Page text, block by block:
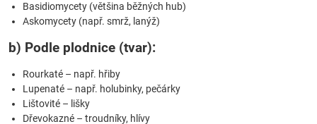
Basidiomycety (většina běžných hub)
Askomycety (např. smrž, lanýž)
b) Podle plodnice (tvar):
Rourkaté – např. hřiby
Lupenaté – např. holubinky, pečárky
Lištovité – lišky
Dřevokazné – troudníky, hlívy